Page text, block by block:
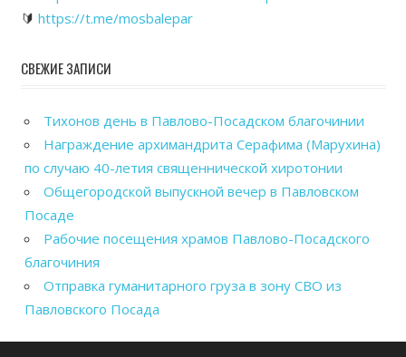
🔰 https://t.me/mosbalepar
СВЕЖИЕ ЗАПИСИ
Тихонов день в Павлово-Посадском благочинии
Награждение архимандрита Серафима (Марухина)
по случаю 40-летия священнической хиротонии
Общегородской выпускной вечер в Павловском
Посаде
Рабочие посещения храмов Павлово-Посадского
благочиния
Отправка гуманитарного груза в зону СВО из
Павловского Посада